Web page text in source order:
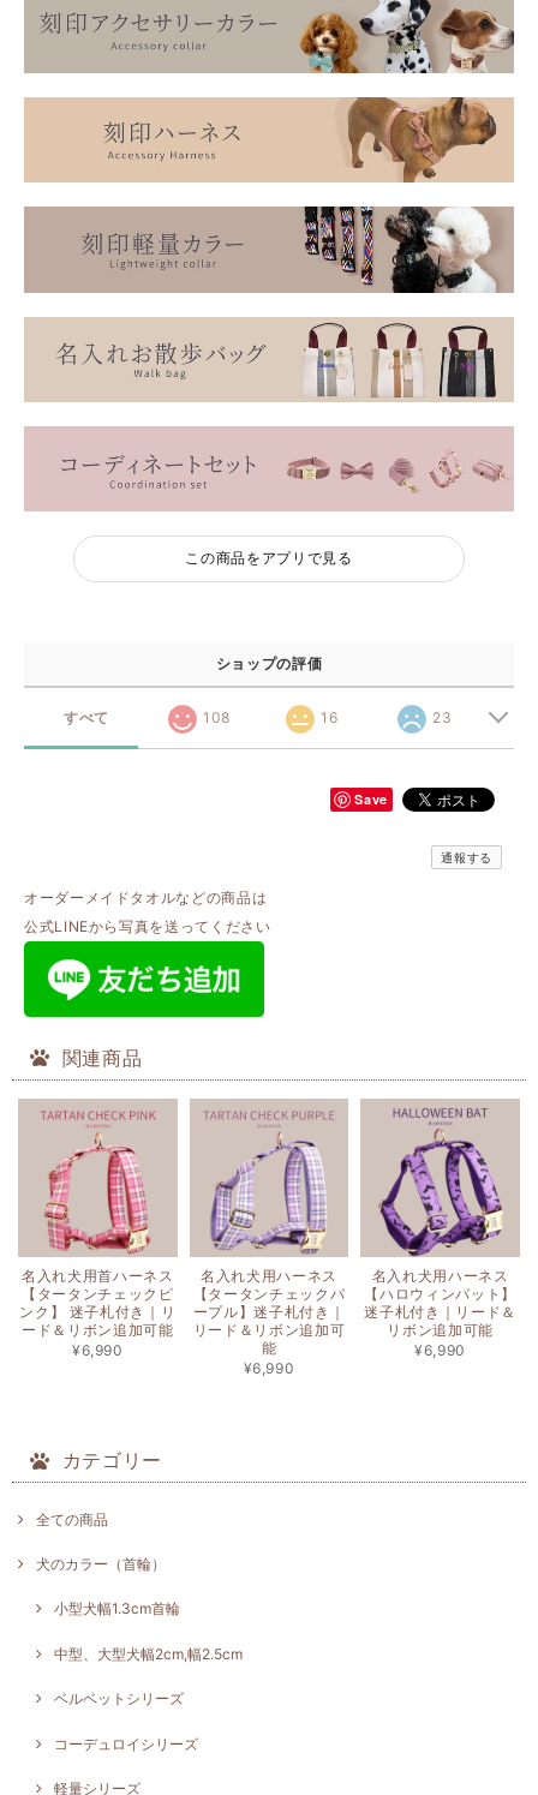
この商品をアプリで見る
ショップの評価
すべて 108 16 23
Save
通報する
オーダーメイドタオルなどの商品は
公式LINEから写真を送ってください
関連商品
名入れ犬用首ハーネス
【タータンチェックピ
ンク】 迷子札付き｜リ
ード＆リボン追加可能
¥6,990
名入れ犬用ハーネス
【タータンチェックパ
ープル】迷子札付き｜
リード＆リボン追加可
能
¥6,990
名入れ犬用ハーネス
【ハロウィンバット】
迷子札付き｜リード＆
リボン追加可能
¥6,990
カテゴリー
全ての商品
犬のカラー（首輪）
小型犬幅1.3cm首輪
中型、大型犬幅2cm,幅2.5cm
ベルベットシリーズ
コーデュロイシリーズ
軽量シリーズ